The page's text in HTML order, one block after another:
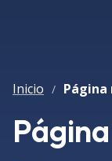
Inicio / Página